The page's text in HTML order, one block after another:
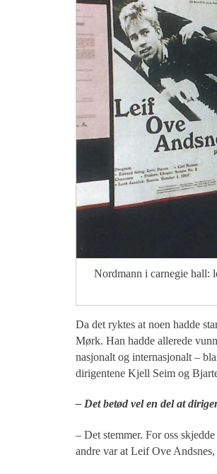
Nordmann i carnegie hall:
Da det ryktes at noen hadde
Mørk. Han hadde allerede
nasjonalt og internasjonalt –
dirigentene Kjell Seim og
– Det betød vel en del at
– Det stemmer. For oss
andre var at Leif Ove